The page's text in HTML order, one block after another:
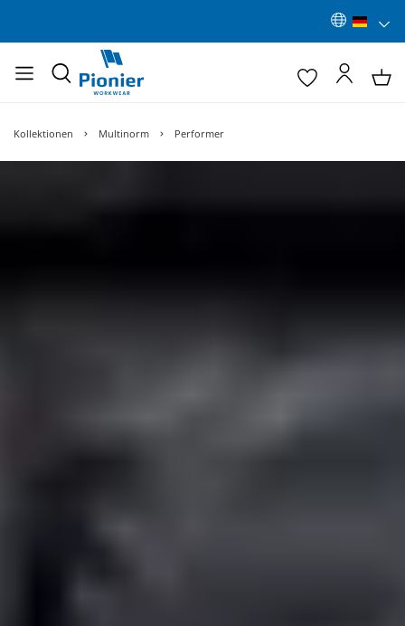
Kollektionen Multinorm Performer